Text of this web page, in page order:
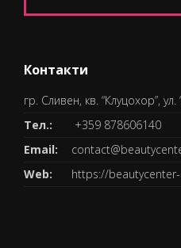
Контакти
гр. Сливен, кв. “Клуцохор”,
Тел.:
+359 878606140
Email:
Web:
https://